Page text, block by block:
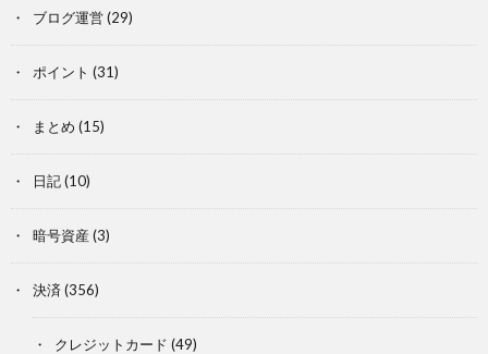
ブログ運営(29)
ポイント (31)
まとめ (15)
日記(10)
暗号資産 (3)
決済 (356)
クレジットカード (49)